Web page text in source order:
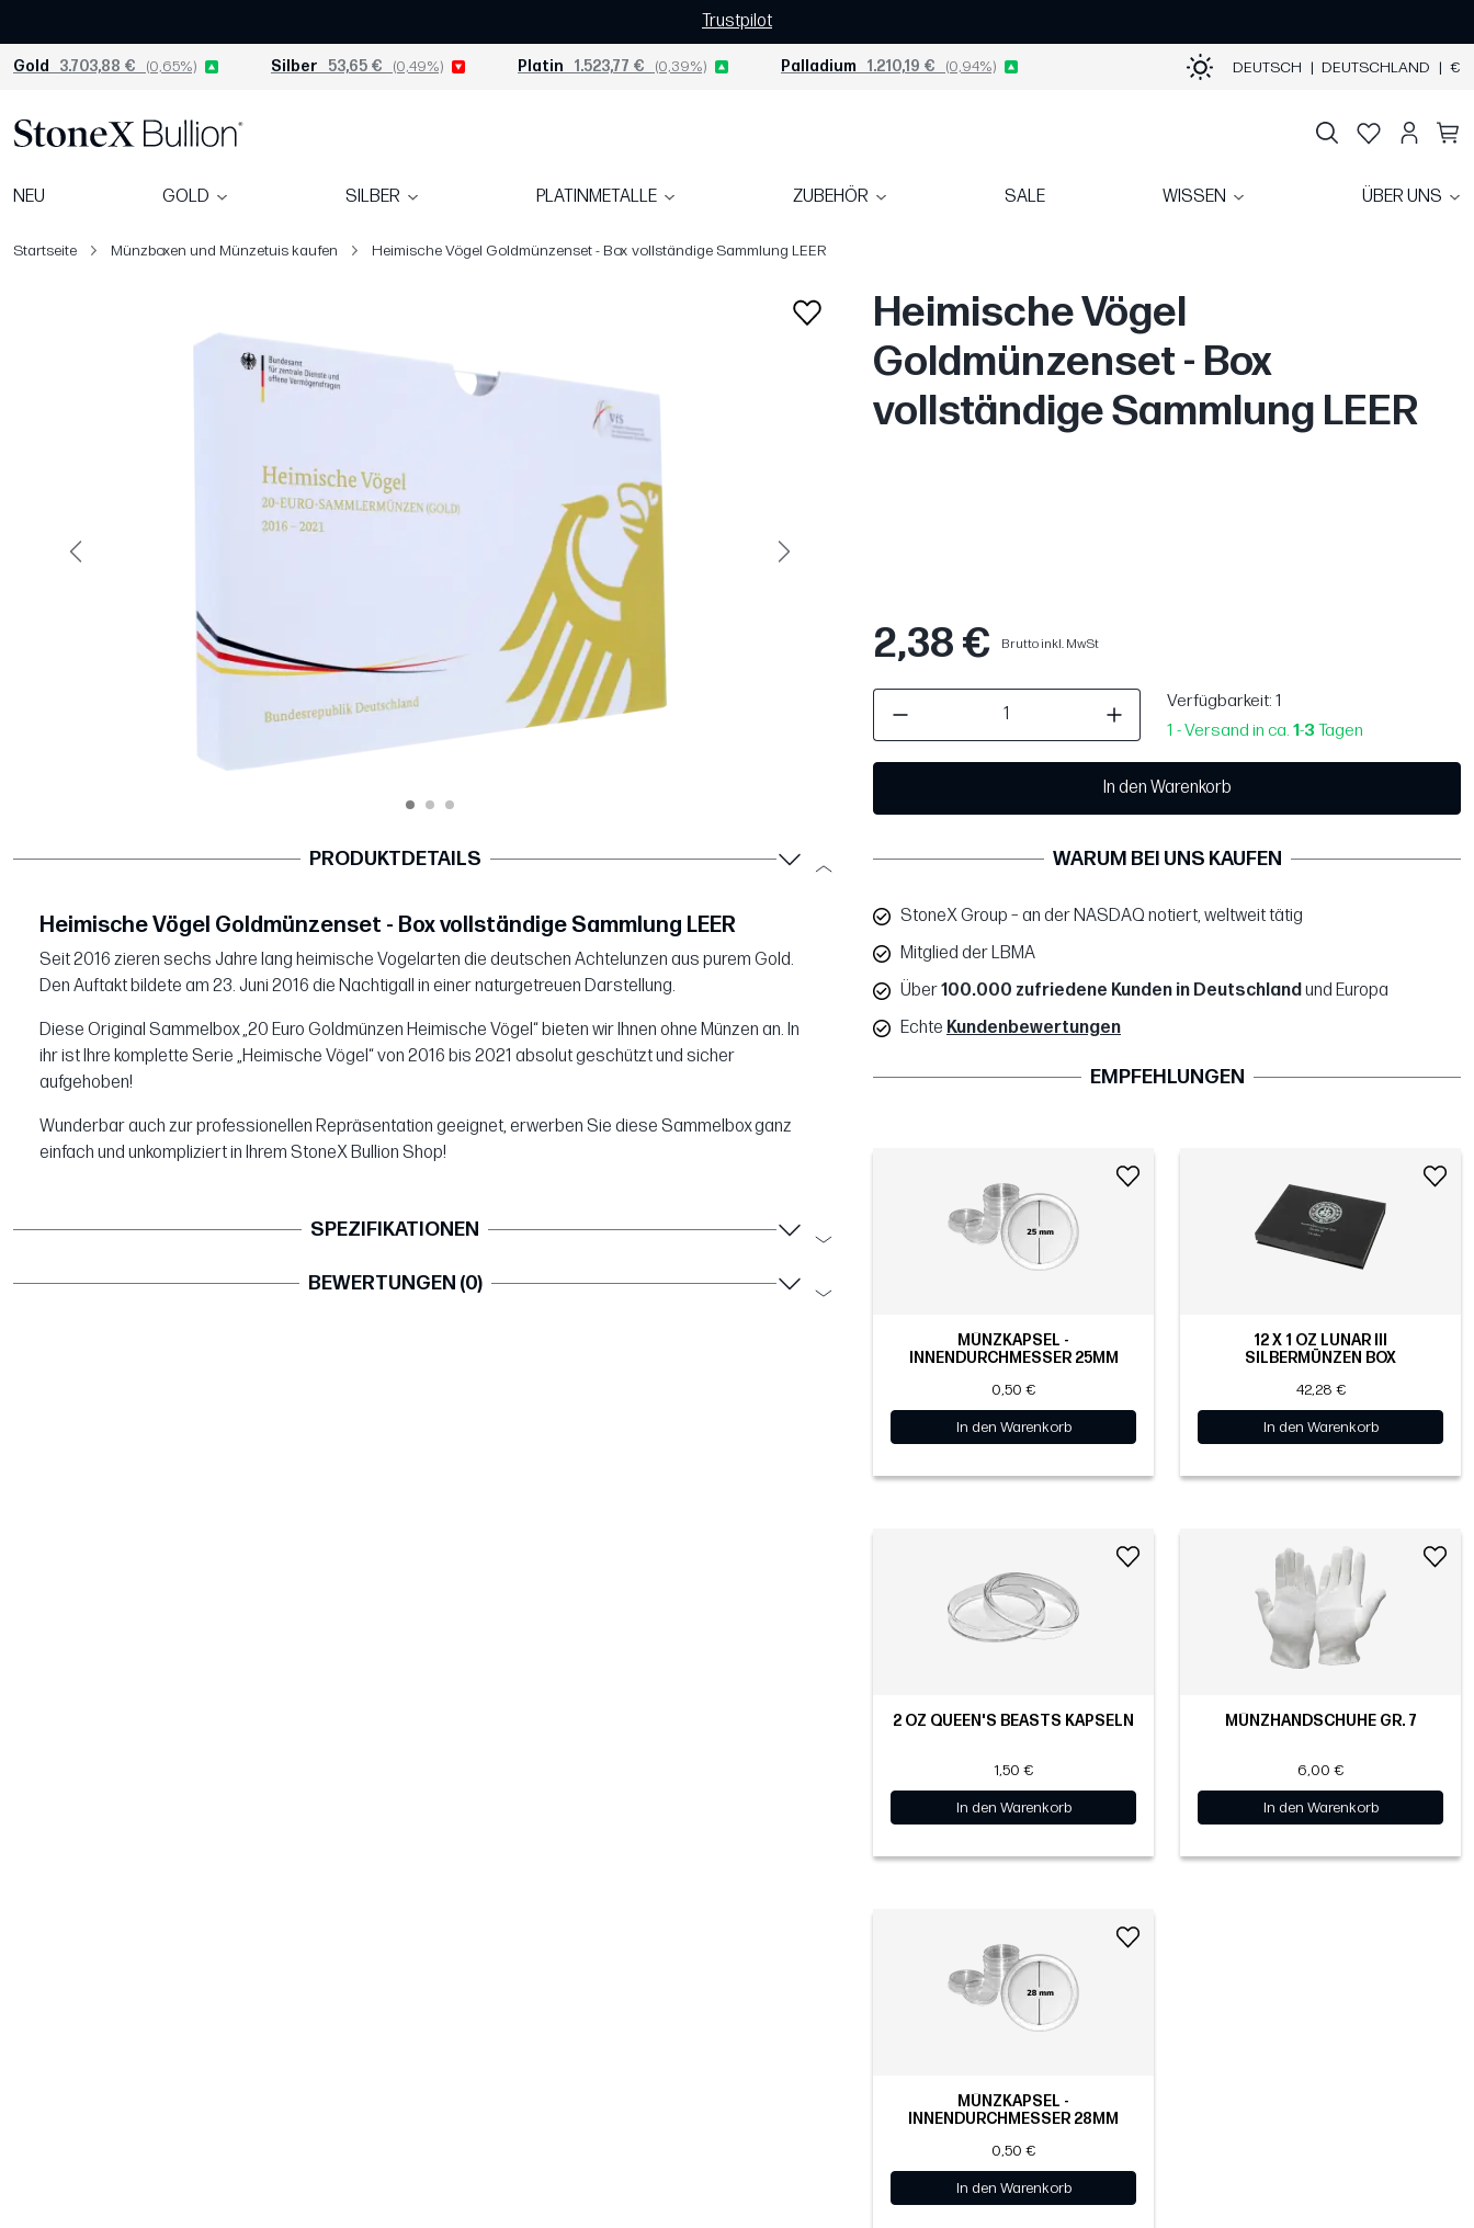
Trustpilot
Gold 3.703,88 € (0,65%) Silber 53,65 € (0,49%) Platin 1.523,77 € (0,39%) Palladium 1.210,19 € (0,94%) DEUTSCH | DEUTSCHLAND | €
NEU GOLD SILBER PLATINMETALLE ZUBEHÖR SALE WISSEN ÜBER UNS
Startseite Münzboxen und Münzetuis kaufen Heimische Vögel Goldmünzenset - Box vollständige Sammlung LEER
Vorige Weiter
Heimische Vögel
Goldmünzenset - Box
vollständige Sammlung LEER
2,38 € Brutto inkl. MwSt
Verfügbarkeit: 1
1 - Versand in ca. 1-3 Tagen
In den Warenkorb
PRODUKTDETAILS
Heimische Vögel Goldmünzenset - Box vollständige Sammlung LEER
Seit 2016 zieren sechs Jahre lang heimische Vogelarten die deutschen Achtelunzen aus purem Gold.
Den Auftakt bildete am 23. Juni 2016 die Nachtigall in einer naturgetreuen Darstellung.
Diese Original Sammelbox „20 Euro Goldmünzen Heimische Vögel“ bieten wir Ihnen ohne Münzen an. In
ihr ist Ihre komplette Serie „Heimische Vögel“ von 2016 bis 2021 absolut geschützt und sicher
aufgehoben!
Wunderbar auch zur professionellen Repräsentation geeignet, erwerben Sie diese Sammelbox ganz
einfach und unkompliziert in Ihrem StoneX Bullion Shop!
SPEZIFIKATIONEN
BEWERTUNGEN (0)
WARUM BEI UNS KAUFEN
StoneX Group – an der NASDAQ notiert, weltweit tätig
Mitglied der LBMA
Über100.000 zufriedene Kunden in Deutschlandund Europa
Echte Kundenbewertungen
EMPFEHLUNGEN
MÜNZKAPSEL -
INNENDURCHMESSER 25MM
0,50 €
In den Warenkorb
12 X 1 OZ LUNAR III
SILBERMÜNZEN BOX
42,28 €
In den Warenkorb
2 OZ QUEEN'S BEASTS KAPSELN
1,50 €
In den Warenkorb
MÜNZHANDSCHUHE GR. 7
6,00 €
In den Warenkorb
MÜNZKAPSEL -
INNENDURCHMESSER 28MM
0,50 €
In den Warenkorb